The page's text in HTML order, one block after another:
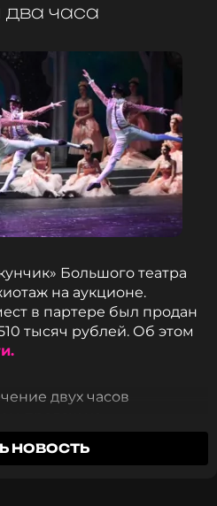
часа
Большого театра
на аукционе.
в партере был продан
тысяч рублей. Об этом
двух часов
Стартовая цена за этот
тысяч рублей. Другой
НОВОСТЬ